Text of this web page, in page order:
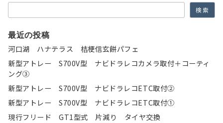
検索
最近の投稿
河口湖 ハナテラス 桔梗信玄餅パフェ
新型アトレー S700V型 ナビドラレコカメラ取付＋コーティ
ング③
新型アトレー S700V型 ナビドラレコETC取付②
新型アトレー S700V型 ナビドラレコETC取付①
現行フリード GT1型式 片減り タイヤ交換